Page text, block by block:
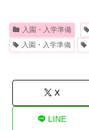
入園・入学準備
入園・入学準備
X
LINE